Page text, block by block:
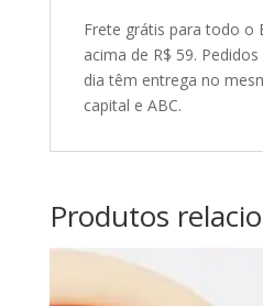
Frete grátis para todo o
acima de R$ 59.
dia têm entrega no
capital e ABC.
Produtos